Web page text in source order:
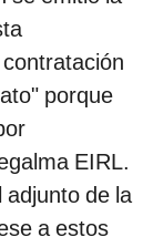
porque
EIRL.
de la
a estos